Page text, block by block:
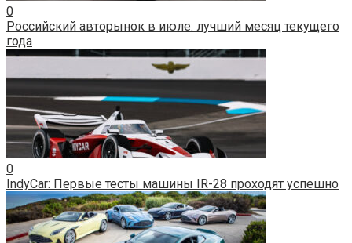
0
Российский авторынок в июле: лучший месяц текущего
года
0
IndyCar: Первые тесты машины IR-28 проходят успешно